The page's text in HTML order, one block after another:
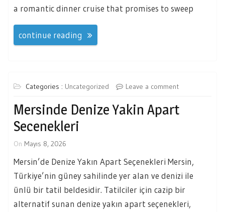
a romantic dinner cruise that promises to sweep
continue reading
Categories : Uncategorized Leave a comment
Mersinde Denize Yakin Apart
Secenekleri
On Mayıs 8, 2026
Mersin’de Denize Yakın Apart Seçenekleri Mersin,
Türkiye’nin güney sahilinde yer alan ve denizi ile
ünlü bir tatil beldesidir. Tatilciler için cazip bir
alternatif sunan denize yakın apart seçenekleri,